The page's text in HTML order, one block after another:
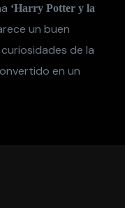
‘Harry Potter y la
un buen
de la
en un